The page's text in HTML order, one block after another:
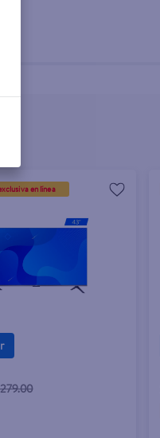
en línea